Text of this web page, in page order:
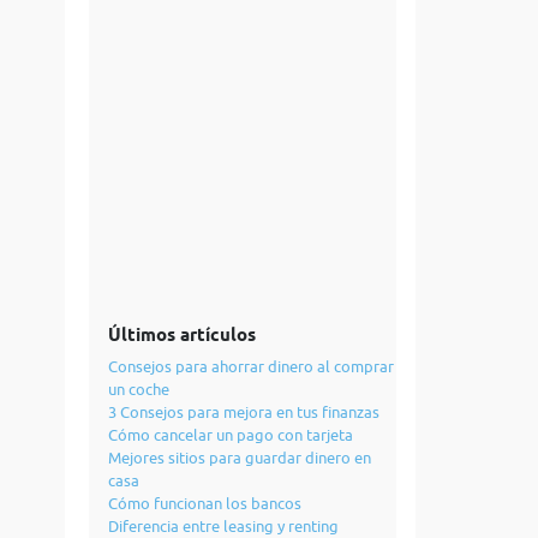
Últimos artículos
Consejos para ahorrar dinero al comprar
un coche
3 Consejos para mejora en tus finanzas
Cómo cancelar un pago con tarjeta
Mejores sitios para guardar dinero en
casa
Cómo funcionan los bancos
Diferencia entre leasing y renting